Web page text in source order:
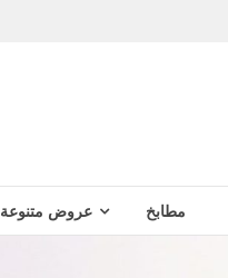
مطابخ عروض متنوعة